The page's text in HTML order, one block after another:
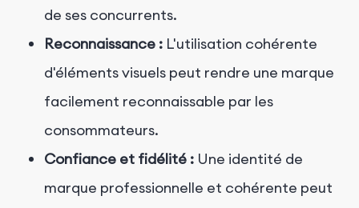
de ses concurrents.
Reconnaissance : L'utilisation cohérente
d'éléments visuels peut rendre une marque
facilement reconnaissable par les
consommateurs.
Confiance et fidélité : Une identité de
marque professionnelle et cohérente peut